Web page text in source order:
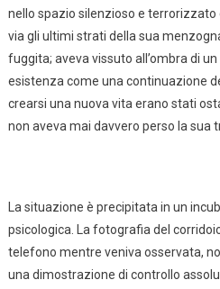
nello spazio silenzioso e
via gli ultimi strati della sua
fuggita; aveva vissuto all’ombra di
esistenza come una continuazione
crearsi una nuova vita erano stati
non aveva mai davvero perso la sua
La situazione è precipitata in un
psicologica. La fotografia del
telefono mentre veniva osservata,
una dimostrazione di controllo